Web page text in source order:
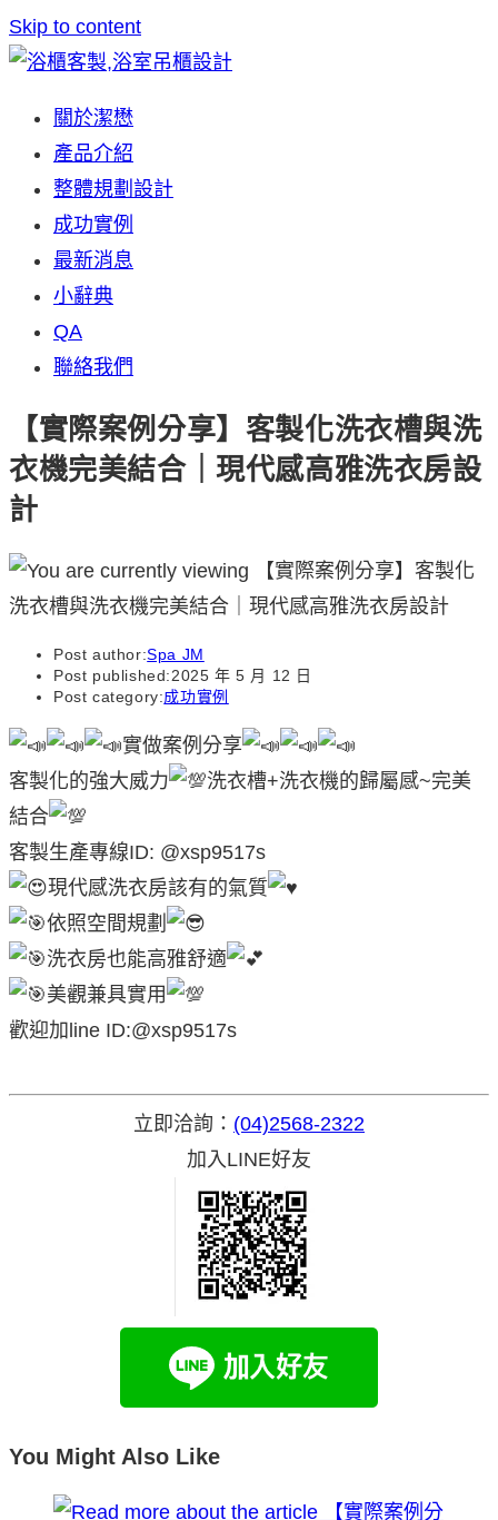
Skip to content
關於潔懋
產品介紹
整體規劃設計
成功實例
最新消息
小辭典
QA
聯絡我們
【實際案例分享】客製化洗衣槽與洗
衣機完美結合｜現代感高雅洗衣房設
計
Post author:Spa JM
Post published:2025 年 5 月 12 日
Post category:成功實例
實做案例分享
客製化的強大威力
洗衣槽+洗衣機的歸屬感~完美
結合
客製生產專線ID: @xsp9517s
現代感洗衣房該有的氣質
依照空間規劃
洗衣房也能高雅舒適
美觀兼具實用
歡迎加line ID:@xsp9517s
立即洽詢： (04)2568-2322
加入LINE好友
You Might Also Like